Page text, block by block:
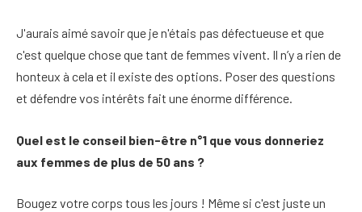
J'aurais aimé savoir que je n'étais pas défectueuse et que
c'est quelque chose que tant de femmes vivent. Il n’y a rien de
honteux à cela et il existe des options. Poser des questions
et défendre vos intérêts fait une énorme différence.
Quel est le conseil bien-être n°1 que vous donneriez
aux femmes de plus de 50 ans ?
Bougez votre corps tous les jours ! Même si c'est juste un